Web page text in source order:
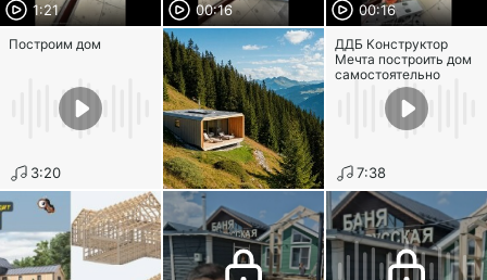
1:21 00:16 00:16
Построим дом
3:20
ДДБ Конструктор
Мечта построить дом
самостоятельно
7:38